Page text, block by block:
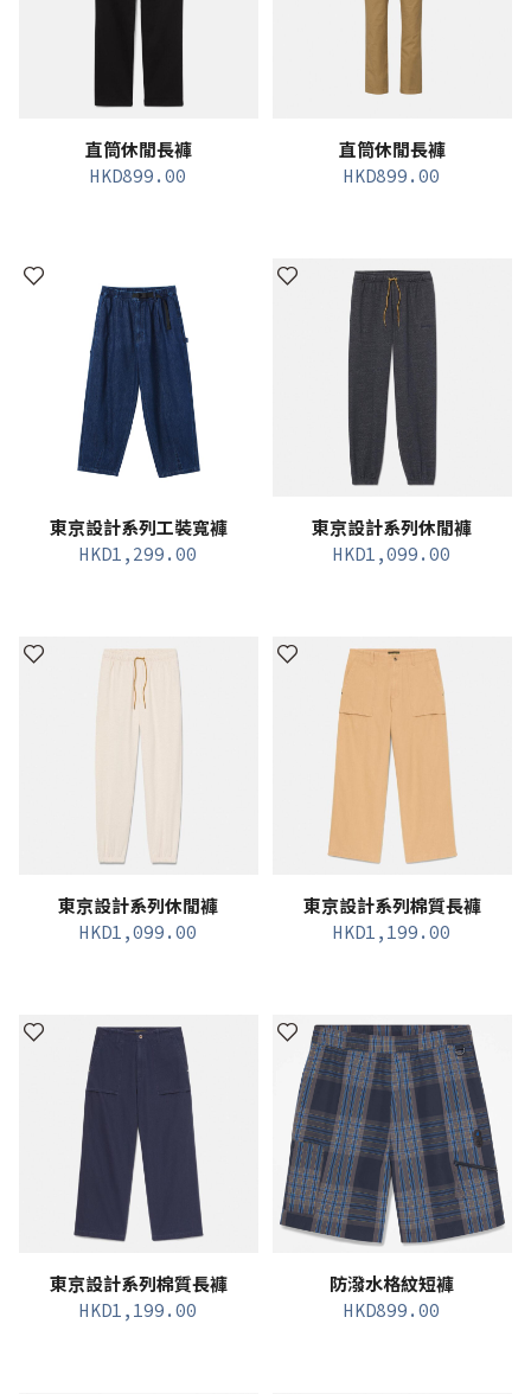
直筒休閒長褲
HKD899.00
直筒休閒長褲
HKD899.00
東京設計系列工裝寬褲
HKD1,299.00
東京設計系列休閒褲
HKD1,099.00
東京設計系列休閒褲
HKD1,099.00
東京設計系列棉質長褲
HKD1,199.00
東京設計系列棉質長褲
HKD1,199.00
防潑水格紋短褲
HKD899.00